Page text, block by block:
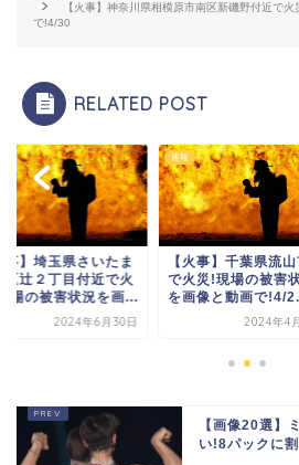
【火事】神奈川県相模原市南区新磯野付近で
で!4/30
RELATED POST
事】埼玉県さいたま
区辻２丁目付近で火
場の被害状況を画...
2024年6月30日
速報
【火事】千葉県流
で火災!現場の被害
を画像と動画で!4/
2024年4
【画像20選】
い!8パックに